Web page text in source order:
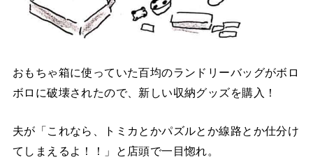
おもちゃ箱に使っていた百均のランドリーバッグがボロ
ボロに破壊されたので、新しい収納グッズを購入！
夫が「これなら、トミカとかパズルとか線路とか仕分け
てしまえるよ！！」と店頭で一目惚れ。